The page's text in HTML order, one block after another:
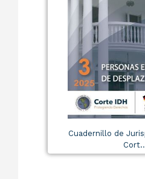
Cuadernillo de